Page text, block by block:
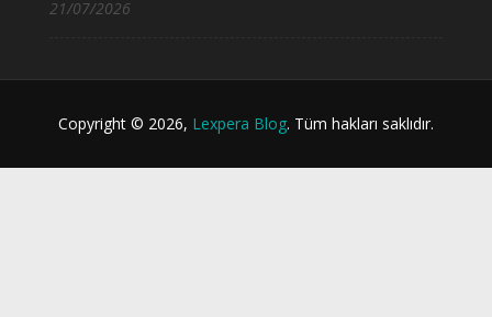
21/07/2026
Copyright © 2026, Lexpera Blog. Tüm hakları saklıdır.